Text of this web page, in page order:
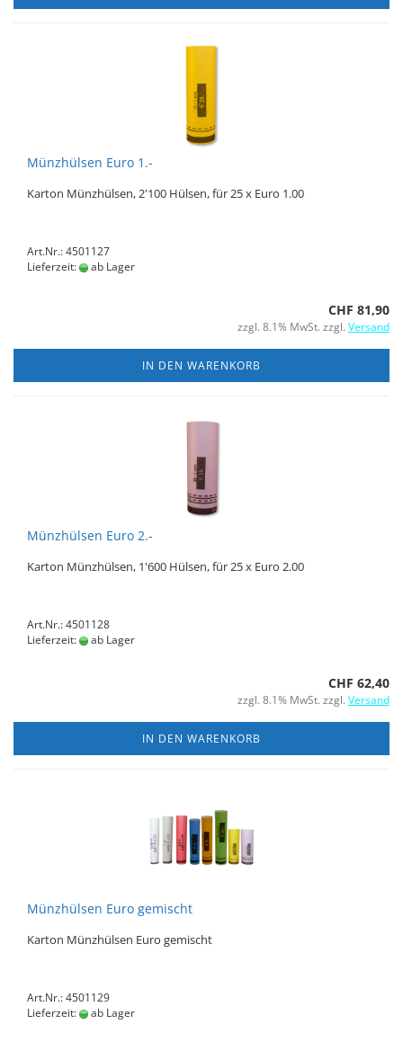
Münzhülsen Euro 1.-
Karton Münzhülsen, 2'100 Hülsen, für 25 x Euro 1.00
Art.Nr.: 4501127
Lieferzeit:
ab Lager
CHF 81,90
zzgl. 8.1% MwSt. zzgl. Versand
IN DEN WARENKORB
Münzhülsen Euro 2.-
Karton Münzhülsen, 1'600 Hülsen, für 25 x Euro 2.00
Art.Nr.: 4501128
Lieferzeit:
ab Lager
CHF 62,40
zzgl. 8.1% MwSt. zzgl. Versand
IN DEN WARENKORB
Münzhülsen Euro gemischt
Karton Münzhülsen Euro gemischt
Art.Nr.: 4501129
Lieferzeit:
ab Lager